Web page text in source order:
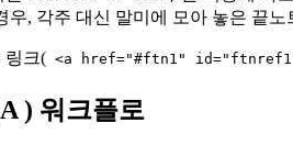
우, 각주 대신 말미에 모아 놓은 끝노
링크( <a href="#ftn1"
) 워크플로